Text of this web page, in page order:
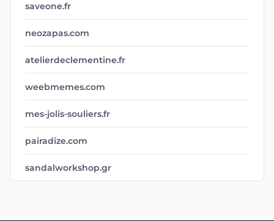
saveone.fr
neozapas.com
atelierdeclementine.fr
weebmemes.com
mes-jolis-souliers.fr
pairadize.com
sandalworkshop.gr